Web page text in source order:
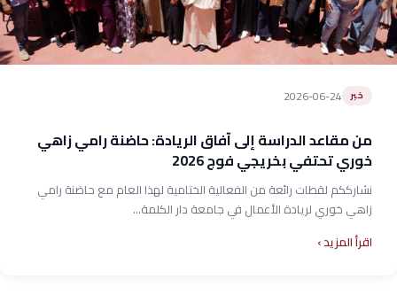
خبر 2026-06-24
من مقاعد الدراسة إلى آفاق الريادة: حاضنة رامي زاهي
خوري تحتفي بخريجي فوج 2026
نشارككم لقطات رائعة من الفعالية الختامية لهذا العام مع حاضنة رامي
زاهي خوري لريادة الأعمال في جامعة دار الكلمة...
اقرأ المزيد